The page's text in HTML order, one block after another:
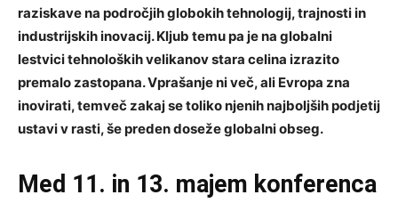
raziskave na področjih globokih tehnologij, trajnosti in
industrijskih inovacij. Kljub temu pa je na globalni
lestvici tehnoloških velikanov stara celina izrazito
premalo zastopana. Vprašanje ni več, ali Evropa zna
inovirati, temveč zakaj se toliko njenih najboljših podjetij
ustavi v rasti, še preden doseže globalni obseg.
Med 11. in 13. majem konferenca